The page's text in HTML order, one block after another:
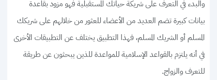
والبدء في التعرف على شريكة حياتك المستقبلية فهو مزود بقاعدة
بيانات كبيرة تضم العديد من الأعضاء للعثور من خلالهم على شريكك
المسلم أو الشريك المسلم، فهذا التطبيق يختلف عن التطبيقات الأخرى
في أنه يلتزم بالقواعد الإسلامية للمواعدة للذين يبحثون عن طريقة
للتعرف والزواج.